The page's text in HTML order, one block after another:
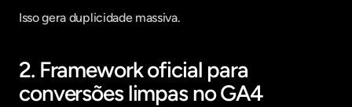
Isso gera duplicidade massiva.
2. Framework oficial para
conversões limpas no GA4